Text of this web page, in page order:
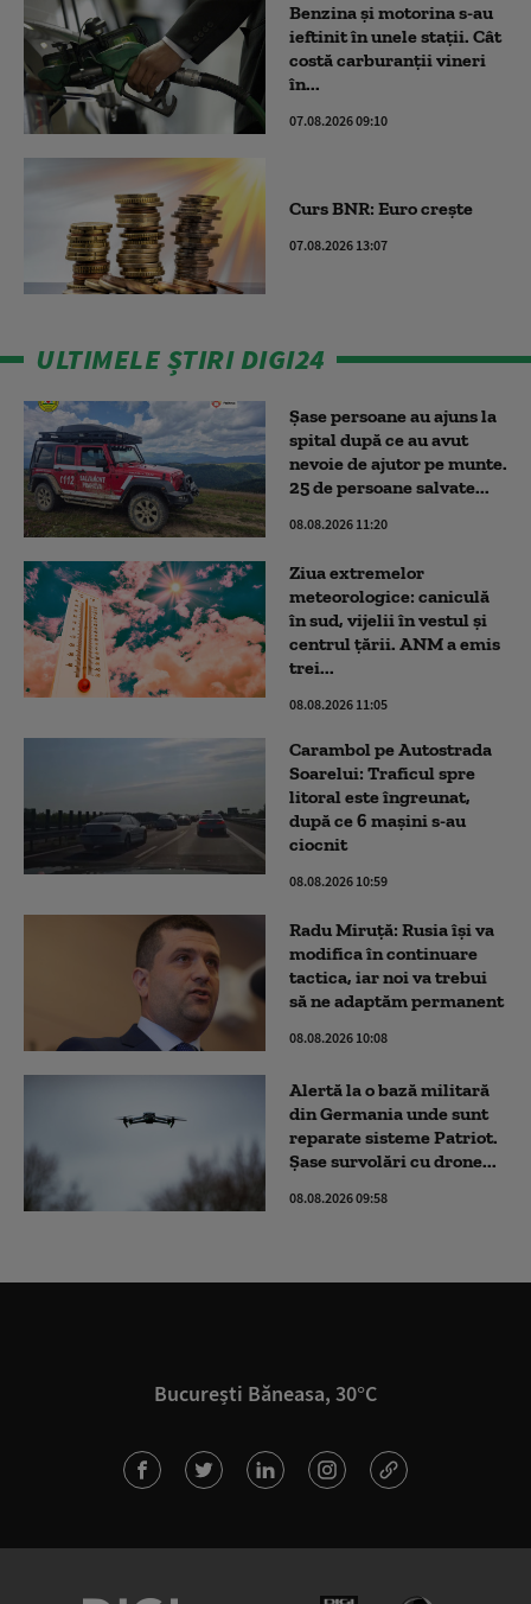
Benzina și motorina s-au
ieftinit în unele stații. Cât
costă carburanții vineri
în...
07.08.2026 09:10
Curs BNR: Euro crește
07.08.2026 13:07
ULTIMELE ȘTIRI DIGI24
Șase persoane au ajuns la
spital după ce au avut
nevoie de ajutor pe munte.
25 de persoane salvate...
08.08.2026 11:20
Ziua extremelor
meteorologice: caniculă
în sud, vijelii în vestul și
centrul țării. ANM a emis
trei...
08.08.2026 11:05
Carambol pe Autostrada
Soarelui: Traficul spre
litoral este îngreunat,
după ce 6 mașini s-au
ciocnit
08.08.2026 10:59
Radu Miruță: Rusia își va
modifica în continuare
tactica, iar noi va trebui
să ne adaptăm permanent
08.08.2026 10:08
Alertă la o bază militară
din Germania unde sunt
reparate sisteme Patriot.
Șase survolări cu drone...
08.08.2026 09:58
București Băneasa, 30°C